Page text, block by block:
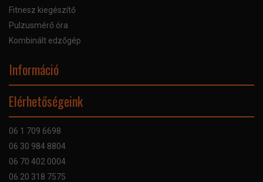
Fitnesz kiegészítő
Pulzusmérő óra
Kombinált edzőgép
Információ
Bankkártyás fizetés
Elérhetőségeink
06 1 709 6698
06 30 984 8804
06 70 402 0004
06 20 318 7575